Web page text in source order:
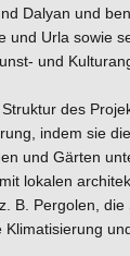
Dalyan und
und Urla sowie
und
des
indem sie
und Gärten
lokalen
B. Pergolen,
Klimatisierung